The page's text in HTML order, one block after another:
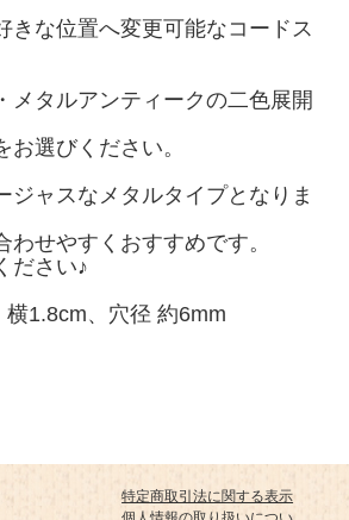
きな位置へ変更可能なコードス
メタルアンティークの二色展開
お選びください。
ジャスなメタルタイプとなりま
わせやすくおすすめです。
ださい♪
横1.8cm、穴径 約6mm
特定商取引法に関する表示